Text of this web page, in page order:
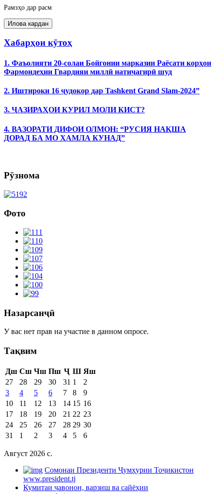
Рамзҳо дар расм
Хабарҳои кӯтоҳ
1. Фаъолияти 20-солаи Бойгонии марказии Раёсати корҳои
Фармондеҳии Гвардияи миллӣ натиҷагирӣ шуд
2. Иштироки 16 ҷудокор дар Tashkent Grand Slam-2024”
3. ҶАЗИРАҲОИ КУРИЛ МОЛИ КИСТ?
4. ВАЗОРАТИ ДИФОИ ОЛМОН: “РУСИЯ НАҚША
ДОРАД БА МО ҲАМЛА КУНАД”
Рӯзнома
Фото
Назарсанҷӣ
У вас нет прав на участие в данном опросе.
Тақвим
Дш Сш Чш Пш Ҷ Ш Яш
27
28 29 30 31 1
2
3
4 5 6 7 8
9
10
11 12 13 14 15 16
17
18 19 20 21 22 23
24
25 26 27 28 29 30
31
1 2 3 4 5 6
Август 2026 c.
Cомонаи Президенти Ҷумҳурии Тоҷикистон
www.president.tj
Кумитаи ҷавонон, варзиш ва сайёҳии